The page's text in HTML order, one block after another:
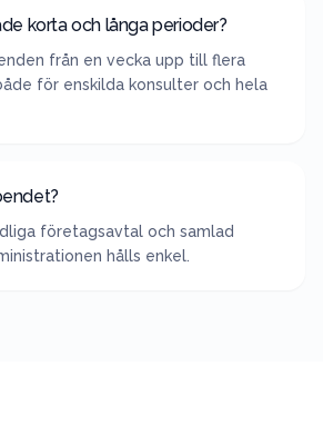
korta och långa perioder?
från en vecka upp till flera
för enskilda konsulter och hela
företagsavtal och samlad
hålls enkel.